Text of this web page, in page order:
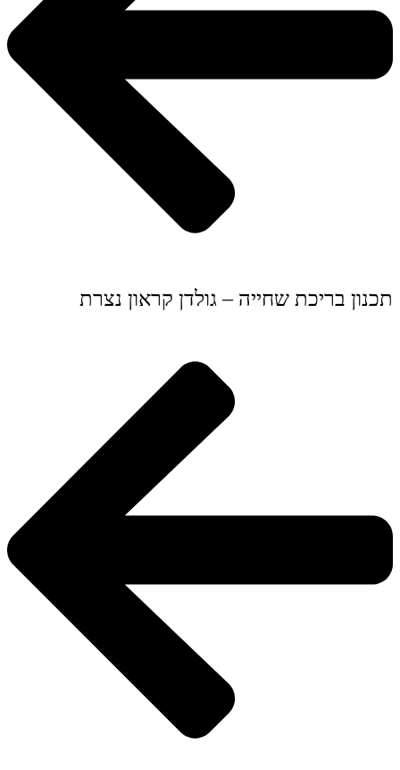
תכנון בריכת שחייה – גולדן קראון נצרת